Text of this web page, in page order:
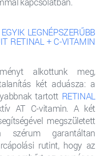
LEGNÉPSZERŰBB
RETINAL + C-VITAMIN
alkottunk meg,
két aduásza: a
tartott RETINAL
AT C-vitamin. A két
megszületett
szérum garantáltan
rutint, hogy az